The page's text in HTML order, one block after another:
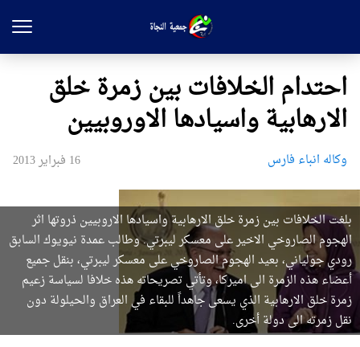
احتدام الخلافات بين زمرة خلق
الارهابية واسيادها الاوروبيين
وکاله انباء فارس 16 فبراير 2013
بلغت الخلافات بين زمرة خلق الارهابية واسيادها الاروبيين ذروتها اثر
الهجوم الصاروخي الاخير على معسكر ليبرتي. وطالب عمدة نيويوك السابق
رودي جولياني، بعيد الهجوم الصاروخي على معسكر ليبرتي، بنقل جميع
أعضاء هذه الزمرة الى‌ اميركا، وتأتي تصريحاته هذه خلافا لسياسة زعيم
زمرة خلق الارهابية الذي يسعى جاهداً للبقاء في العراق والحيلولة دون
نقل زمرته الى دولة أخرى.